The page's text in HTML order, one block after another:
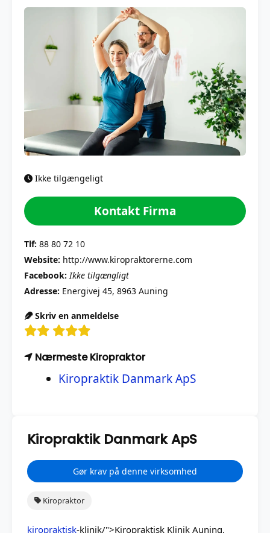
Ikke tilgængeligt
Kontakt Firma
Tlf: 88 80 72 10
Website: http://www.kiropraktorerne.com
Facebook: Ikke tilgængligt
Adresse: Energivej 45, 8963 Auning
Skriv en anmeldelse
Nærmeste Kiropraktor
Kiropraktik Danmark ApS
Kiropraktik Danmark ApS
Gør krav på denne virksomhed
Kiropraktor
kiropraktisk-klinik/">Kiropraktisk Klinik Auning,